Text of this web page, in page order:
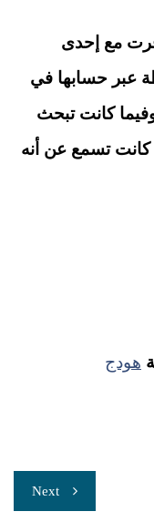
مع إحدى
عبر حسابها في
كانت تبحث
كانت تسمع عن أنه
هودج
Next